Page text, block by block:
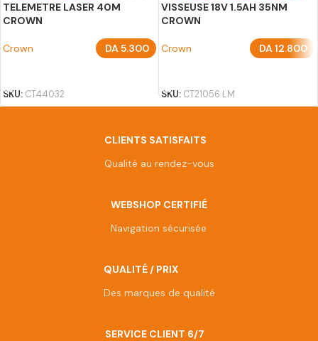
TELEMETRE LASER 40M
CROWN
Crown DA5.300
SKU: CT44032
VISSEUSE 18V 1.5AH 35NM
CROWN
Crown DA12.800
SKU: CT21056 LM
CLIENTS SATISFAITS
Qualité au rendez-vous
WEBSHOP CERTIFIÉ
Navigation sécurisée
QUALITÉ / PRIX
Des marques de qualité
SERVICE CLIENT 6/7